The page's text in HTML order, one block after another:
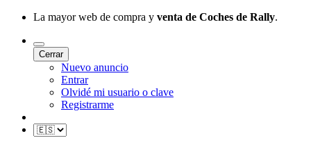
La mayor web de compra y venta de Coches de Rally.
Cerrar
Nuevo anuncio
Entrar
Olvidé mi usuario o clave
Registrarme